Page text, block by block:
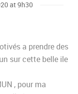
at 9h30
a prendre des
sur cette belle ile
, pour ma